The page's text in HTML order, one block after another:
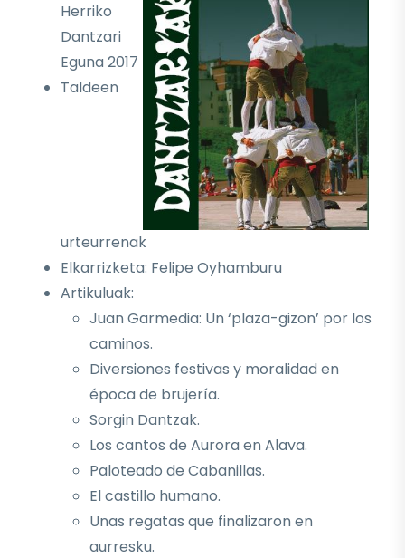
Herriko
Dantzari
Eguna 2017
Taldeen
urteurrenak
Elkarrizketa: Felipe Oyhamburu
Artikuluak:
Juan Garmedia: Un ‘plaza-gizon’ por los
caminos.
Diversiones festivas y moralidad en
época de brujería.
Sorgin Dantzak.
Los cantos de Aurora en Alava.
Paloteado de Cabanillas.
El castillo humano.
Unas regatas que finalizaron en
aurresku.